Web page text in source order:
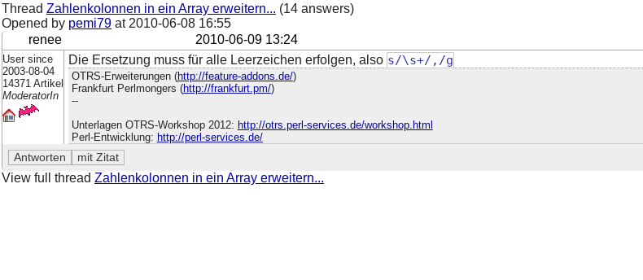
Thread Zahlenkolonnen in ein Array erweitern... (14 answers)
Opened by pemi79 at 2010-06-08 16:55
renee
2010-06-09 13:24
User since
2003-08-04
14371 Artikel
ModeratorIn
Die Ersetzung muss für alle Leerzeichen erfolgen, also s/\s+/,/g
OTRS-Erweiterungen (http://feature-addons.de/)
Frankfurt Perlmongers (http://frankfurt.pm/)
--
Unterlagen OTRS-Workshop 2012: http://otrs.perl-services.de/workshop.html
Perl-Entwicklung: http://perl-services.de/
View full thread Zahlenkolonnen in ein Array erweitern...